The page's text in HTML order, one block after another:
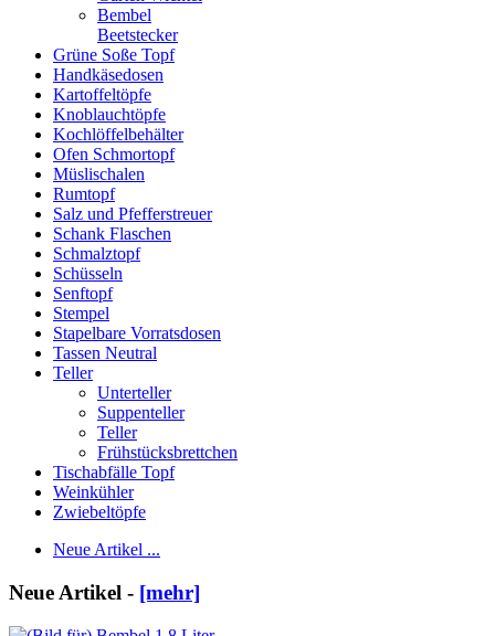
Bembel
Beetstecker
Grüne Soße Topf
Handkäsedosen
Kartoffeltöpfe
Knoblauchtöpfe
Kochlöffelbehälter
Ofen Schmortopf
Müslischalen
Rumtopf
Salz und Pfefferstreuer
Schank Flaschen
Schmalztopf
Schüsseln
Senftopf
Stempel
Stapelbare Vorratsdosen
Tassen Neutral
Teller
Unterteller
Suppenteller
Teller
Frühstücksbrettchen
Tischabfälle Topf
Weinkühler
Zwiebeltöpfe
Neue Artikel ...
Neue Artikel - [mehr]